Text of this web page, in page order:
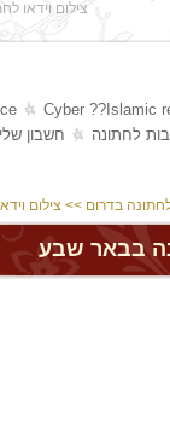
צילום וידאו
Cyber ??Islamic
לחתונה
חשבון שלי
לחתונה בדרום >> צילום
בבאר שבע